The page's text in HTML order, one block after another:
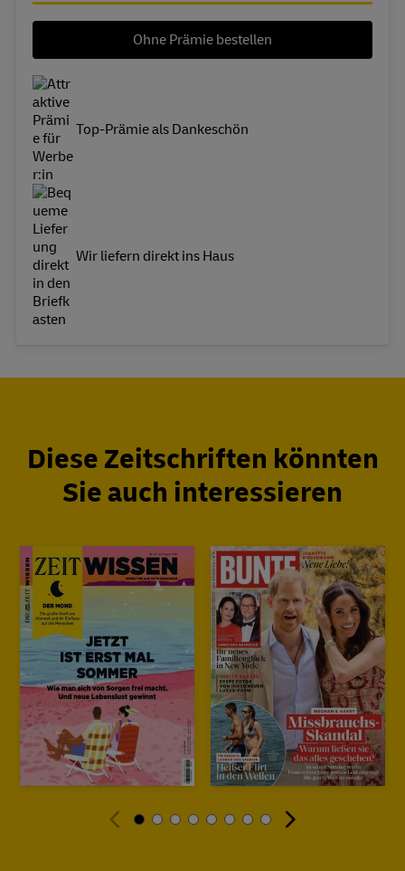
Ohne Prämie bestellen
Top-Prämie als Dankeschön
Wir liefern direkt ins Haus
Diese Zeitschriften könnten
Sie auch interessieren